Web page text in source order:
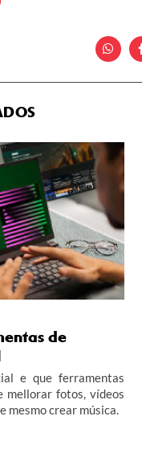
de
e que ferramentas
mellorar fotos, vídeos
mesmo crear música.